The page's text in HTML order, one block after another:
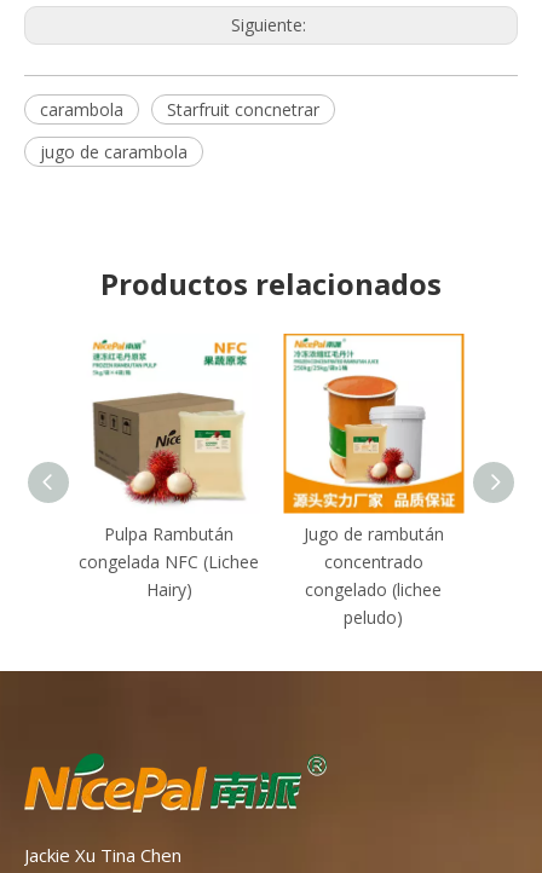
Siguiente:
carambola
Starfruit concnetrar
jugo de carambola
Productos relacionados
Pulpa Rambután
congelada NFC (Lichee
Hairy)
Jugo de rambután
concentrado
congelado (lichee
peludo)
Jackie Xu Tina Chen